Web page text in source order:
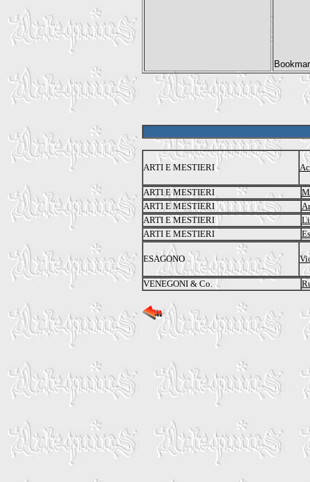
ARTI E MESTIERI
ARTI E MESTIERI
ARTI E MESTIERI
ARTI E MESTIERI
ARTI E MESTIERI
ESAGONO
VENEGONI & Co.